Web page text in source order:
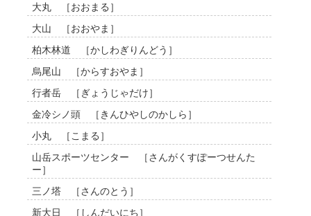
大丸 ［おおまる］
大山 ［おおやま］
柏木林道 ［かしわぎりんどう］
烏尾山 ［からすおやま］
行者岳 ［ぎょうじゃだけ］
金冷シノ頭 ［きんひやしのかしら］
小丸 ［こまる］
山岳スポーツセンター ［さんがくすぽーつせんた
ー］
三ノ塔 ［さんのとう］
新大日 ［しんだいにち］